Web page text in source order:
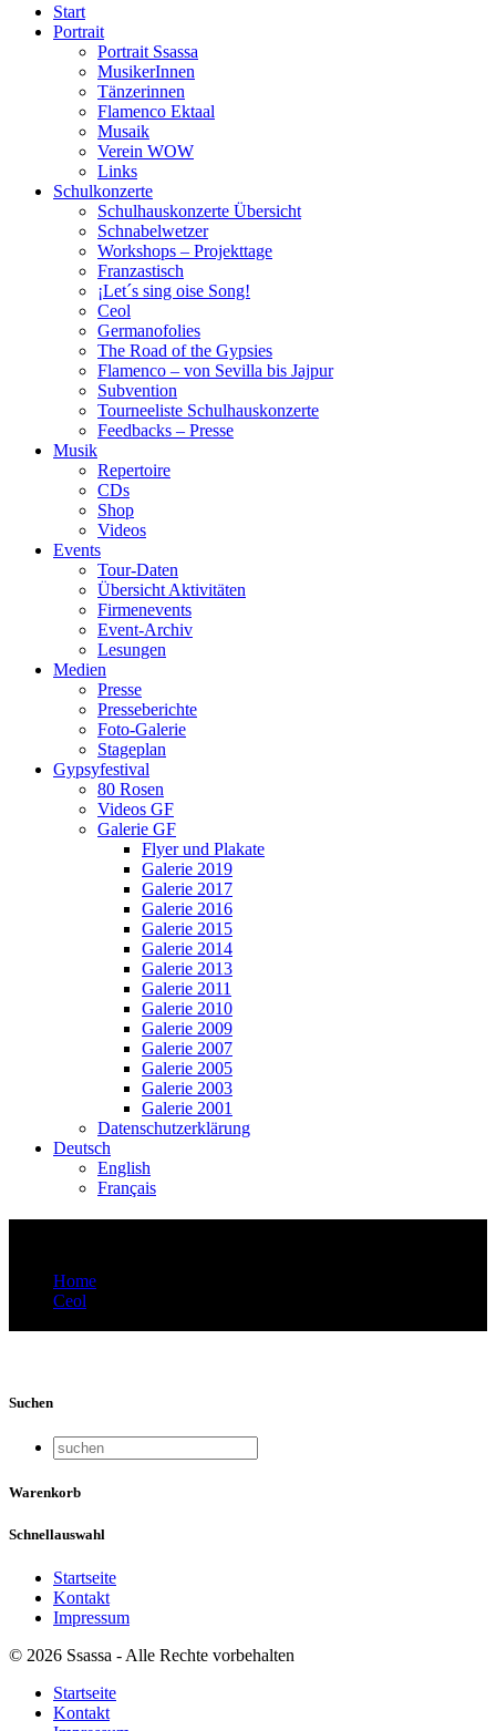
Start
Portrait
Portrait Ssassa
MusikerInnen
Tänzerinnen
Flamenco Ektaal
Musaik
Verein WOW
Links
Schulkonzerte
Schulhauskonzerte Übersicht
Schnabelwetzer
Workshops – Projekttage
Franzastisch
¡Let´s sing oise Song!
Ceol
Germanofolies
The Road of the Gypsies
Flamenco – von Sevilla bis Jajpur
Subvention
Tourneeliste Schulhauskonzerte
Feedbacks – Presse
Musik
Repertoire
CDs
Shop
Videos
Events
Tour-Daten
Übersicht Aktivitäten
Firmenevents
Event-Archiv
Lesungen
Medien
Presse
Presseberichte
Foto-Galerie
Stageplan
Gypsyfestival
80 Rosen
Videos GF
Galerie GF
Flyer und Plakate
Galerie 2019
Galerie 2017
Galerie 2016
Galerie 2015
Galerie 2014
Galerie 2013
Galerie 2011
Galerie 2010
Galerie 2009
Galerie 2007
Galerie 2005
Galerie 2003
Galerie 2001
Datenschutzerklärung
Deutsch
English
Français
Home
Ceol
Suchen
Warenkorb
Schnellauswahl
Startseite
Kontakt
Impressum
© 2026 Ssassa - Alle Rechte vorbehalten
Startseite
Kontakt